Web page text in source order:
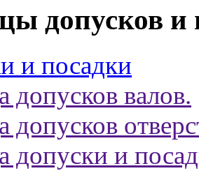
допусков и
и посадки
допусков валов.
допусков
допуски и